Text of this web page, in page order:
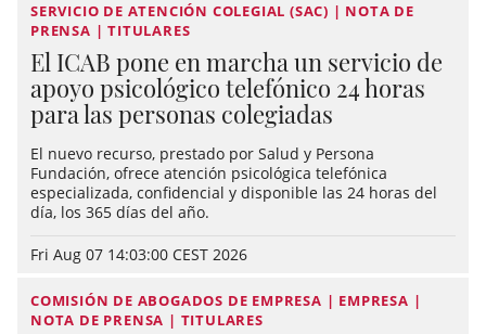
SERVICIO DE ATENCIÓN COLEGIAL (SAC) | NOTA DE
PRENSA | TITULARES
El ICAB pone en marcha un servicio de
apoyo psicológico telefónico 24 horas
para las personas colegiadas
El nuevo recurso, prestado por Salud y Persona
Fundación, ofrece atención psicológica telefónica
especializada, confidencial y disponible las 24 horas del
día, los 365 días del año.
Fri Aug 07 14:03:00 CEST 2026
COMISIÓN DE ABOGADOS DE EMPRESA | EMPRESA |
NOTA DE PRENSA | TITULARES